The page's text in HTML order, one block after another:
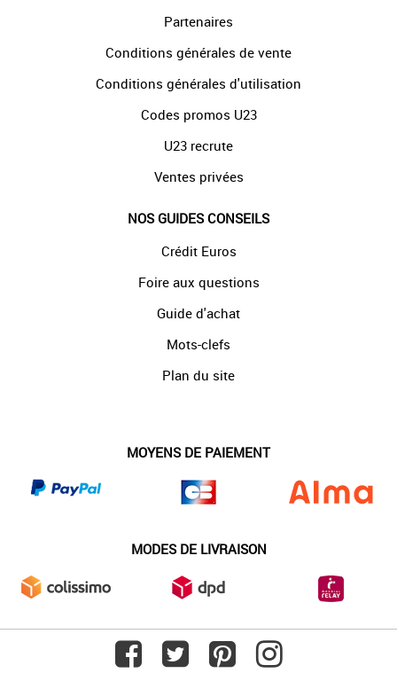
Partenaires
Conditions générales de vente
Conditions générales d'utilisation
Codes promos U23
U23 recrute
Ventes privées
NOS GUIDES CONSEILS
Crédit Euros
Foire aux questions
Guide d'achat
Mots-clefs
Plan du site
MOYENS DE PAIEMENT
MODES DE LIVRAISON